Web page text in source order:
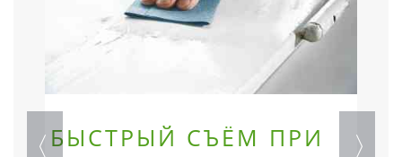
БЫСТРЫЙ СЪЁМ ПРИ